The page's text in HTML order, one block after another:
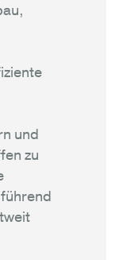
und
zu